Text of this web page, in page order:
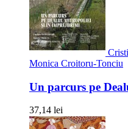
Monica Croitoru-Tonciu
Un parcurs pe
37,14 lei